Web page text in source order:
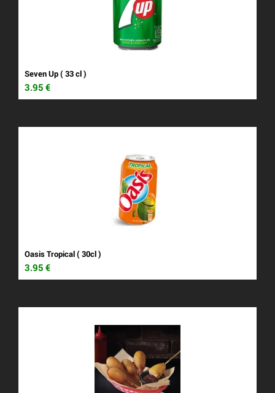
Seven Up ( 33 cl )
3.95 €
Oasis Tropical ( 30cl )
3.95 €